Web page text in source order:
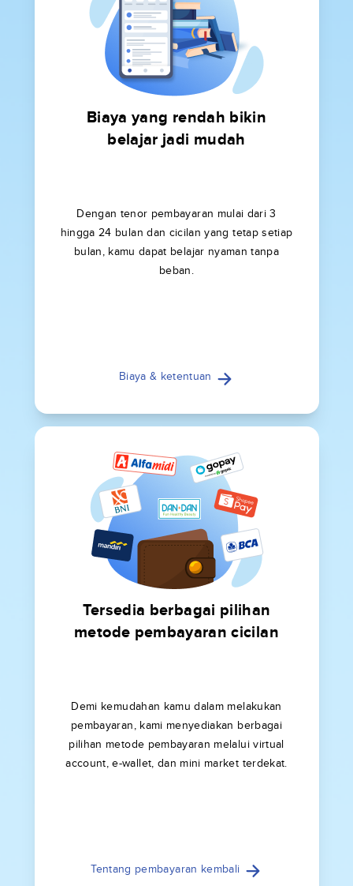
Biaya yang rendah bikin
belajar jadi mudah
Dengan tenor pembayaran mulai dari 3
hingga 24 bulan dan cicilan yang tetap setiap
bulan, kamu dapat belajar nyaman tanpa
beban.
Biaya & ketentuan
Tersedia berbagai pilihan
metode pembayaran cicilan
Demi kemudahan kamu dalam melakukan
pembayaran, kami menyediakan berbagai
pilihan metode pembayaran melalui virtual
account, e-wallet, dan mini market terdekat.
Tentang pembayaran kembali